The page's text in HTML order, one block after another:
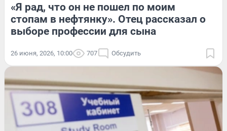
«Я рад, что он не пошел по моим
стопам в нефтянку». Отец рассказал о
выборе профессии для сына
26 июня, 2026, 10:00 707 Обсудить